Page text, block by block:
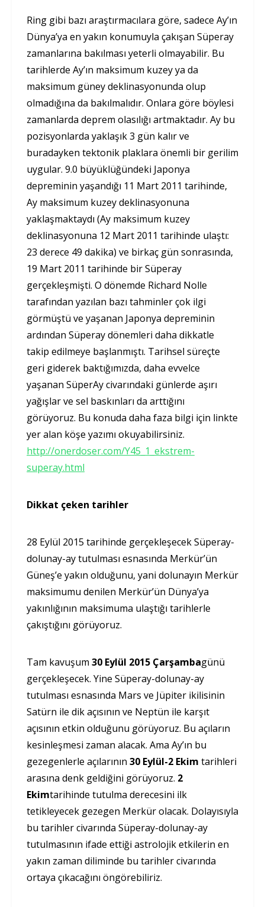
Ring gibi bazı araştırmacılara göre, sadece Ay’ın
Dünya’ya en yakın konumuyla çakışan Süperay
zamanlarına bakılması yeterli olmayabilir. Bu
tarihlerde Ay’ın maksimum kuzey ya da
maksimum güney deklinasyonunda olup
olmadığına da bakılmalıdır. Onlara göre böylesi
zamanlarda deprem olasılığı artmaktadır. Ay bu
pozisyonlarda yaklaşık 3 gün kalır ve
buradayken tektonik plaklara önemli bir gerilim
uygular. 9.0 büyüklüğündeki Japonya
depreminin yaşandığı 11 Mart 2011 tarihinde,
Ay maksimum kuzey deklinasyonuna
yaklaşmaktaydı (Ay maksimum kuzey
deklinasyonuna 12 Mart 2011 tarihinde ulaştı:
23 derece 49 dakika) ve birkaç gün sonrasında,
19 Mart 2011 tarihinde bir Süperay
gerçekleşmişti. O dönemde Richard Nolle
tarafından yazılan bazı tahminler çok ilgi
görmüştü ve yaşanan Japonya depreminin
ardından Süperay dönemleri daha dikkatle
takip edilmeye başlanmıştı. Tarihsel süreçte
geri giderek baktığımızda, daha evvelce
yaşanan SüperAy civarındaki günlerde aşırı
yağışlar ve sel baskınları da arttığını
görüyoruz. Bu konuda daha faza bilgi için linkte
yer alan köşe yazımı okuyabilirsiniz.
http://onerdoser.com/Y45_1_ekstrem-
superay.html
Dikkat çeken tarihler
28 Eylül 2015 tarihinde gerçekleşecek Süperay-
dolunay-ay tutulması esnasında Merkür’ün
Güneş’e yakın olduğunu, yani dolunayın Merkür
maksimumu denilen Merkür’ün Dünya’ya
yakınlığının maksimuma ulaştığı tarihlerle
çakıştığını görüyoruz.
Tam kavuşum 30 Eylül 2015 Çarşambagünü
gerçekleşecek. Yine Süperay-dolunay-ay
tutulması esnasında Mars ve Jüpiter ikilisinin
Satürn ile dik açısının ve Neptün ile karşıt
açısının etkin olduğunu görüyoruz. Bu açıların
kesinleşmesi zaman alacak. Ama Ay’ın bu
gezegenlerle açılarının 30 Eylül-2 Ekim tarihleri
arasına denk geldiğini görüyoruz. 2
Ekimtarihinde tutulma derecesini ilk
tetikleyecek gezegen Merkür olacak. Dolayısıyla
bu tarihler civarında Süperay-dolunay-ay
tutulmasının ifade ettiği astrolojik etkilerin en
yakın zaman diliminde bu tarihler civarında
ortaya çıkacağını öngörebiliriz.